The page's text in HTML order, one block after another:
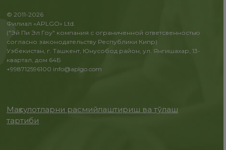
© 2011-2026
Филиал «APLGO» Ltd.
("Эй Пи Эл Гоу" компания с ограниченной ответсвенностью
согласно законодательству Республики Кипр)
Узбекистан, г. Ташкент, Юнусобод район, ул. Янгишахар, 13-
квартал, дом 64Б
+998712596100 info@aplgo.com
Маҳсулотларни расмийлаштириш ва тўлаш
тартиби